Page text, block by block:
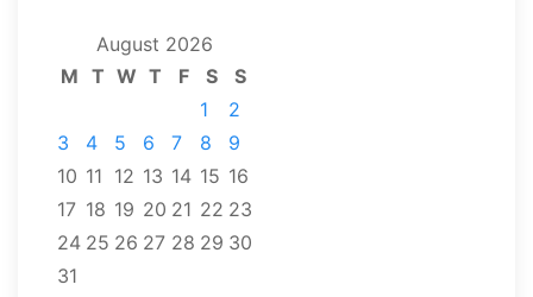
August 2026
M T W T F S
S
1
2
3
4 5 6 7 8
9
10 11 12 13 14 15 16
17 18 19 20 21 22 23
24 25 26 27 28 29 30
31